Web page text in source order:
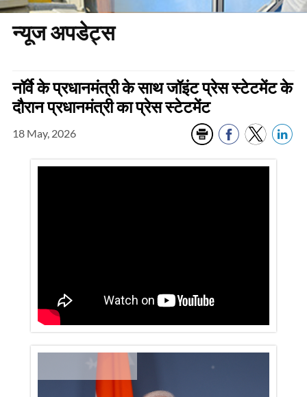
न्यूज अपडेट्स
नॉर्वे के प्रधानमंत्री के साथ जॉइंट प्रेस स्टेटमेंट के
दौरान प्रधानमंत्री का प्रेस स्टेटमेंट
18 May, 2026